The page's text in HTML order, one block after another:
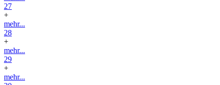
27
+
mehr...
28
+
mehr...
29
+
mehr...